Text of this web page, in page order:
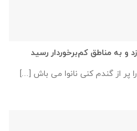
و به مناطق کم‌برخوردار رسید
پر از گندم کنی نانوا می باش [...]